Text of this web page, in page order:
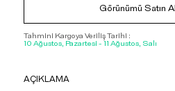
Görünümü Satın Al
Tahmini Kargoya Veriliş Tarihi :
10 Ağustos, Pazartesi - 11 Ağustos, Salı
AÇIKLAMA